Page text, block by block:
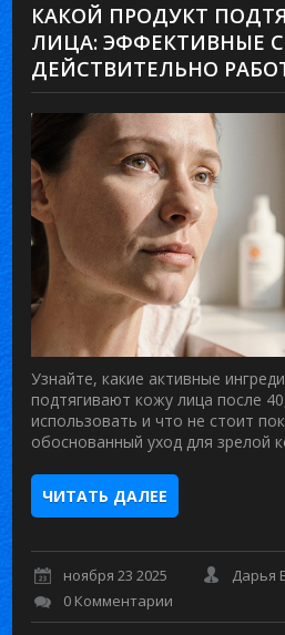
КАКОЙ ПРОДУКТ
ЛИЦА: ЭФФЕКТИВНЫЕ
ДЕЙСТВИТЕЛЬНО
Узнайте, какие активные
подтягивают кожу лица после
использовать и что не стоит
обоснованный уход для зрелой
ЧИТАТЬ ДАЛЕЕ
ноября 23 2025
Дарья
0 Комментарии